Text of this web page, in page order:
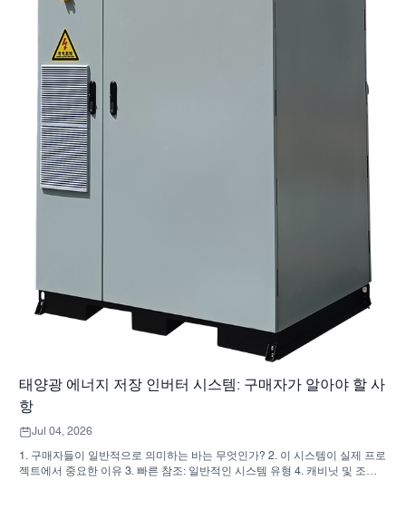
태양광 에너지 저장 인버터 시스템: 구매자가 알아야 할 사
항
Jul 04, 2026
1. 구매자들이 일반적으로 의미하는 바는 무엇인가? 2. 이 시스템이 실제 프로
젝트에서 중요한 이유 3. 빠른 참조: 일반적인 시스템 유형 4. 캐비닛 및 조립